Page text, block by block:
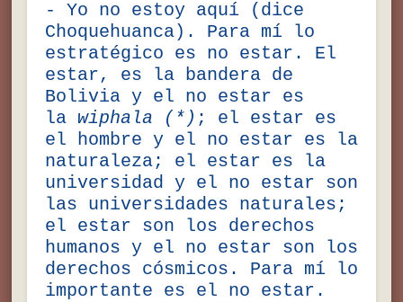
- Yo no estoy aquí (dice
Choquehuanca). Para mí lo
estratégico es no estar. El
estar, es la bandera de
Bolivia y el no estar es
la wiphala (*) ; el estar es
el hombre y el no estar es la
naturaleza; el estar es la
universidad y el no estar son
las universidades naturales;
el estar son los derechos
humanos y el no estar son los
derechos cósmicos. Para mí lo
importante es el no estar.